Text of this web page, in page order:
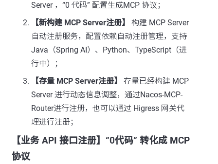
Server ，“0 代码” 配置生成MCP 协议；
【新构建 MCP Server注册】
构建 MCP Server
自动注册服务，配置依赖自动注册管理，支持
Java（Spring AI）、Python、TypeScript（进
行中）；
【存量 MCP Server注册】
存量已经构建 MCP
Server 进行动态信息调整，通过Nacos-MCP-
Router进行注册，也可以通过 Higress 网关代
理进行注册；
【业务 API 接口注册】 “0代码” 转化成 MCP
协议